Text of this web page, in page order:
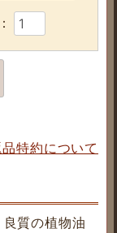
特約について
質の植物油